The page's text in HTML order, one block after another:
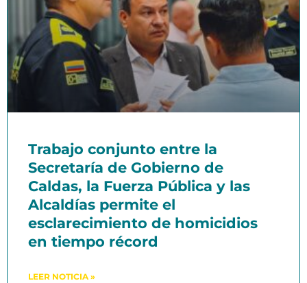
Trabajo conjunto entre la
Secretaría de Gobierno de
Caldas, la Fuerza Pública y las
Alcaldías permite el
esclarecimiento de homicidios
en tiempo récord
LEER NOTICIA »